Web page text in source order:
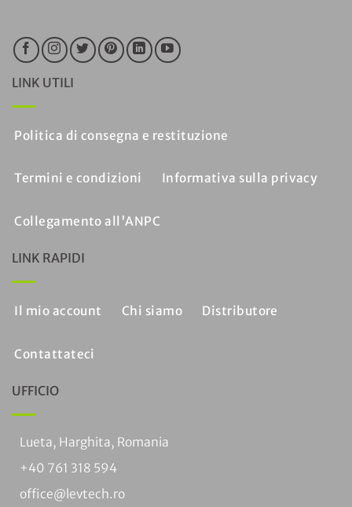
LINK UTILI
Politica di consegna e restituzione
Termini e condizioni Informativa sulla privacy
Collegamento all'ANPC
LINK RAPIDI
Il mio account Chi siamo Distributore
Contattateci
UFFICIO
Lueta, Harghita, Romania
+40 761 318 594
office@levtech.ro